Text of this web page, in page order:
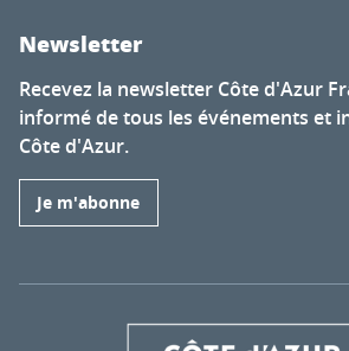
Newsletter
Recevez la newsletter Côte d'Azur
informé de tous les événements et
Côte d'Azur.
Je m'abonne